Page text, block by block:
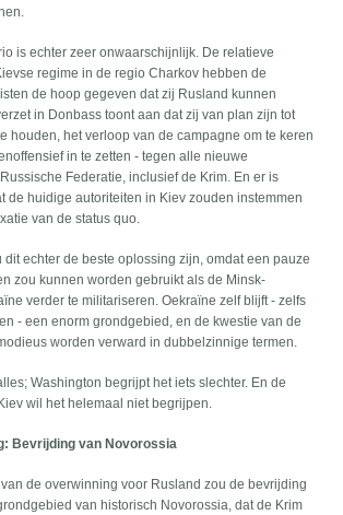
is echter zeer onwaarschijnlijk. De relatieve
regime in de regio Charkov hebben de
de hoop gegeven dat zij Rusland kunnen
in Donbass toont aan dat zij van plan zijn tot
houden, het verloop van de campagne om te keren
in te zetten - tegen alle nieuwe
Federatie, inclusief de Krim. En er is
de huidige autoriteiten in Kiev zouden instemmen
van de status quo.
dit echter de beste oplossing zijn, omdat een pauze
zou kunnen worden gebruikt als de Minsk-
verder te militariseren. Oekraïne zelf blijft - zelfs
- een enorm grondgebied, en de kwestie van de
worden verward in dubbelzinnige termen.
Washington begrijpt het iets slechter. En de
wil het helemaal niet begrijpen.
Bevrijding van Novorossia
de overwinning voor Rusland zou de bevrijding
van historisch Novorossia, dat de Krim